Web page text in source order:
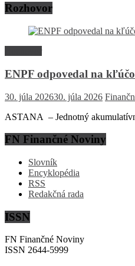
Rozhovor
ENPF odpovedal na
30. júla 202630. júla 2026
ASTANA – Jednotný
FN Finančné Noviny
Slovník
Encyklopédia
RSS
Redakčná rada
ISSN
FN Finančné Noviny
ISSN 2644-5999